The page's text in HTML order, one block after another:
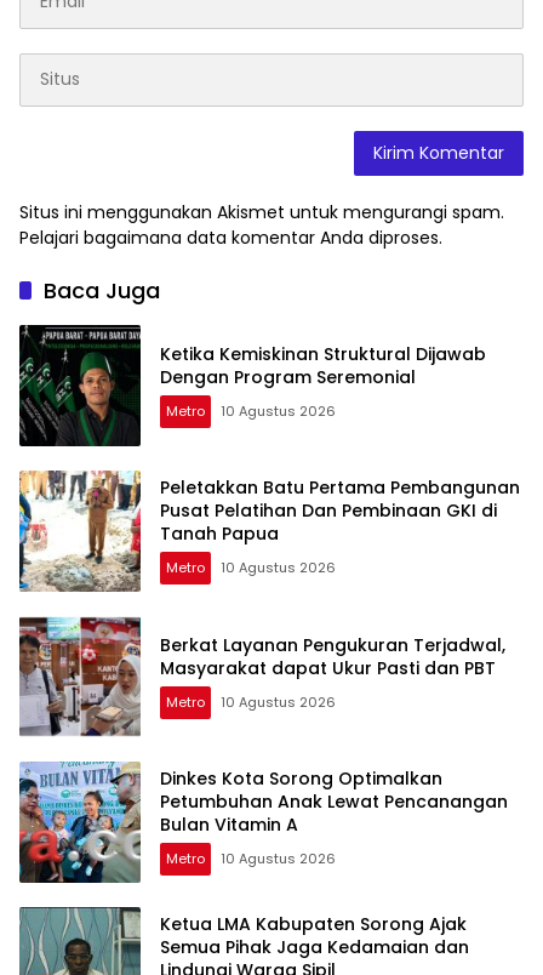
Situs ini menggunakan Akismet untuk mengurangi spam.
Pelajari bagaimana data komentar Anda diproses.
Baca Juga
Ketika Kemiskinan Struktural Dijawab
Dengan Program Seremonial
Metro 10 Agustus 2026
Peletakkan Batu Pertama Pembangunan
Pusat Pelatihan Dan Pembinaan GKI di
Tanah Papua
Metro 10 Agustus 2026
Berkat Layanan Pengukuran Terjadwal,
Masyarakat dapat Ukur Pasti dan PBT
Metro 10 Agustus 2026
Dinkes Kota Sorong Optimalkan
Petumbuhan Anak Lewat Pencanangan
Bulan Vitamin A
Metro 10 Agustus 2026
Ketua LMA Kabupaten Sorong Ajak
Semua Pihak Jaga Kedamaian dan